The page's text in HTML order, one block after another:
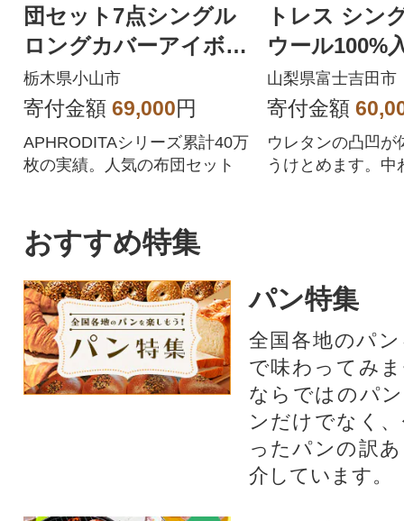
団セット7点シングル
ロングカバーアイボリ
ー日本製 創業150年の
信頼と実績
栃木県小山市
寄付金額 69,000円
APHRODITAシリーズ累計40万
枚の実績。人気の布団セット
トレス シン
ウール100%
高反発 敷布
り 国産
山梨県富士吉田市
寄付金額
ウレタンの凸凹が
うけとめます。中
おすすめ特集
パン特集
全国各地のパ
で味わってみ
ならではのパ
ンだけでなく
ったパンの訳
介しています。